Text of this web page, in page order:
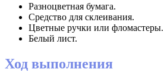
Разноцветная бумага.
Средство для склеивания.
Цветные ручки или фломастеры.
Белый лист.
Ход выполнения